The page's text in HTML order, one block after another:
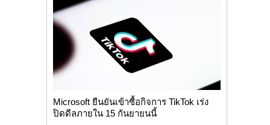
Microsoft ยืนยันเข้าซื้อกิจการ TikTok เร่ง
ปิดดีลภายใน 15 กันยายนนี้